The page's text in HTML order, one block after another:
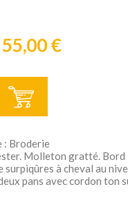
55,00 €
: Broderie
Molleton gratté.
à cheval au
pans avec cordon ton